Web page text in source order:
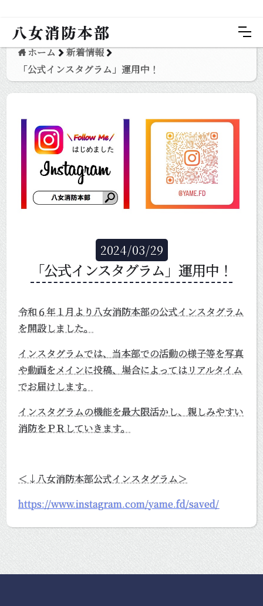
八女消防本部
ホーム
新着情報
「公式インスタグラム」運用中！
2024/03/29
「公式インスタグラム」運用中！
令和６年１月より八女消防本部の公式インスタグラム
を開設しました。
インスタグラムでは、当本部での活動の様子等を写真
や動画をメインに投稿、場合によってはリアルタイム
でお届けします。
インスタグラムの機能を最大限活かし、親しみやすい
消防をＰＲしていきます。
＜↓八女消防本部公式インスタグラム＞
https://www.instagram.com/yame.fd/saved/